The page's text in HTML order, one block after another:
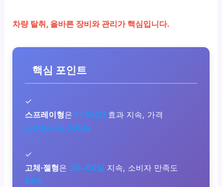
차량 탈취, 올바른 장비와 관리가 핵심입니다.
핵심 포인트
✓
스프레이형은 1~3시간 효과 지속, 가격
5,000~15,000원
✓
고체·젤형은 30~60일 지속, 소비자 만족도
85%